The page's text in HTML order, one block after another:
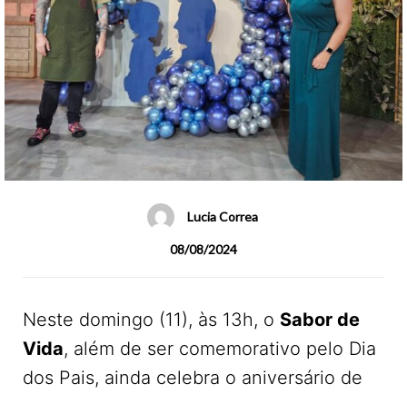
Lucia Correa
08/08/2024
Neste domingo (11), às 13h, o Sabor de
Vida, além de ser comemorativo pelo Dia
dos Pais, ainda celebra o aniversário de